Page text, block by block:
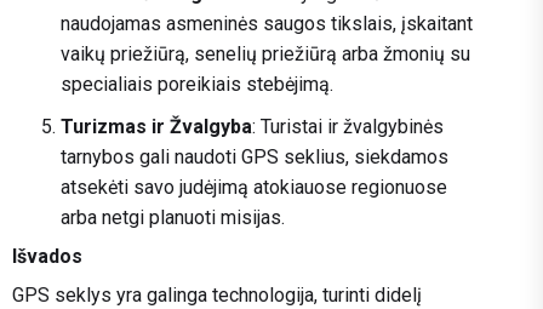
naudojamas asmeninės saugos tikslais, įskaitant
vaikų priežiūrą, senelių priežiūrą arba žmonių su
specialiais poreikiais stebėjimą.
Turizmas ir Žvalgyba: Turistai ir žvalgybinės
tarnybos gali naudoti GPS seklius, siekdamos
atsekėti savo judėjimą atokiauose regionuose
arba netgi planuoti misijas.
Išvados
GPS seklys yra galinga technologija, turinti didelį